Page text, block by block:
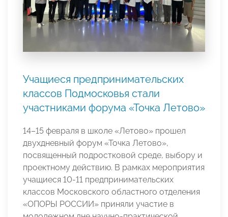
Учащиеся предпринимательских
классов Подмосковья стали
участниками форума «Точка Летово»
14–15 февраля в школе «Летово» прошел
двухдневный форум «Точка Летово»,
посвященный подростковой среде, выбору и
проектному действию. В рамках мероприятия
учащиеся 10-11 предпринимательских
классов Московского областного отделения
«ОПОРЫ РОССИИ» приняли участие в